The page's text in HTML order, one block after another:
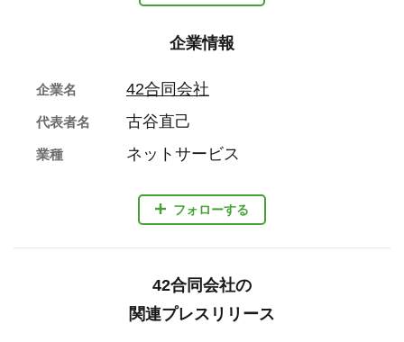
企業情報
フォローする
企業名 42合同会社
代表者名 古谷直己
業種 ネットサービス
42合同会社の
関連プレスリリース